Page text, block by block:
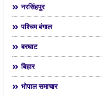
नरसिंहपुर
पश्चिम बंगाल
बरघाट
बिहार
भोपाल समाचार